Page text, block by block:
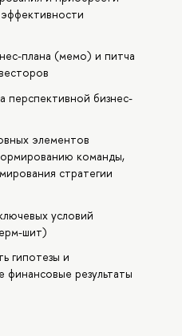
плана (мемо) и питча
перспективной бизнес-
элементов
команды,
стратегии
условий
шит)
гипотезы и
результаты